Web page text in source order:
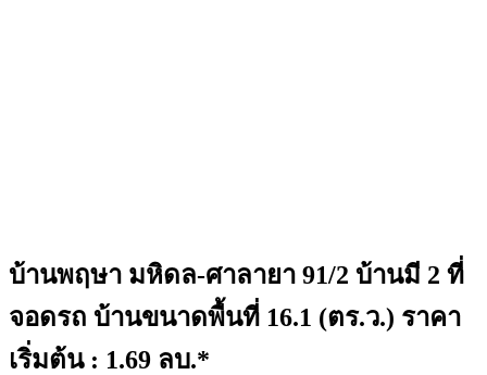
บ้านพฤษา มหิดล-ศาลายา 91/2 บ้านมี 2 ที่
จอดรถ บ้านขนาดพื้นที่ 16.1 (ตร.ว.) ราคา
เริ่มต้น : 1.69 ลบ.*